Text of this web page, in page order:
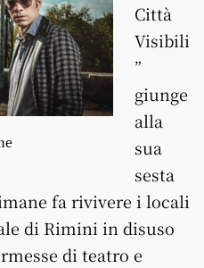
Città
Visibili
”
giunge
alla
sua
sesta
fa rivivere i locali
di Rimini in disuso
di teatro e